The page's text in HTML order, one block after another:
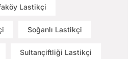
Lastikçi
Soğanlı Lastikçi
Sultançiftliği Lastikçi